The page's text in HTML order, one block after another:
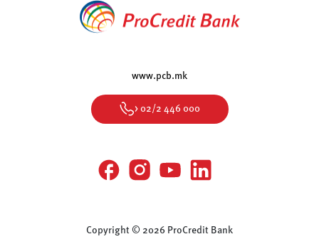
www.pcb.mk
> 02/2 446 000
Copyright © 2026 ProCredit Bank